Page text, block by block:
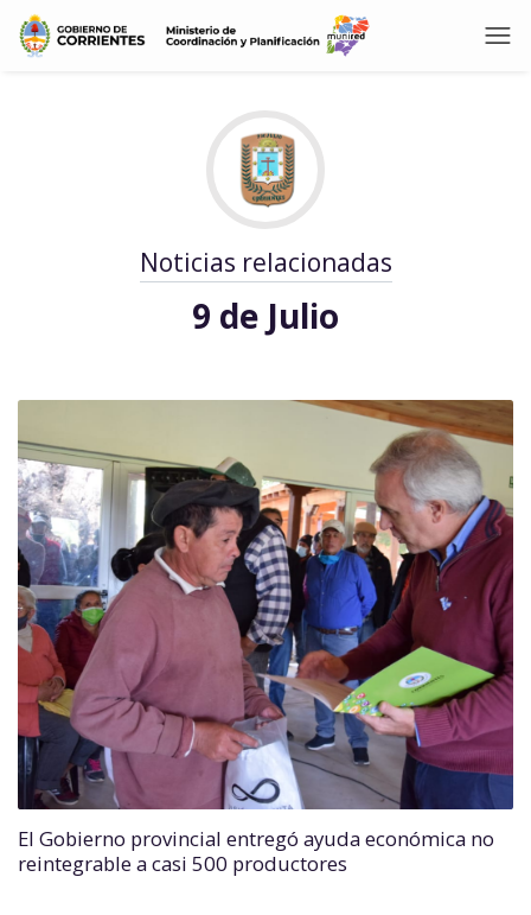
Noticias relacionadas
9 de Julio
El Gobierno provincial entregó ayuda económica no
reintegrable a casi 500 productores